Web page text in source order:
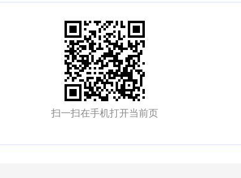
扫一扫在手机打开当前页